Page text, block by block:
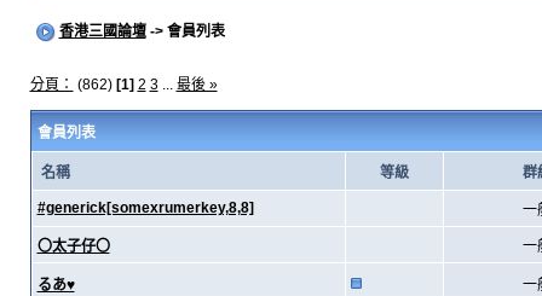
香港三國論壇-> 會員列表
分頁： (862) [1] 2 3... 最後 »
會員列表
名稱 等級 群
#generick[somexrumerkey,8,8] 一
〇太子仔〇 一
るあ♥ 一